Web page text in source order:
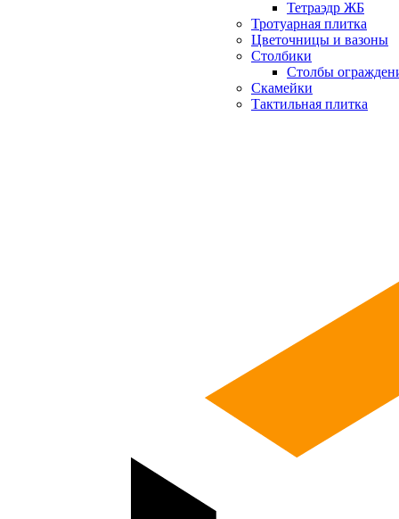
Тетраэдр ЖБ
Тротуарная плитка
Цветочницы и вазоны
Столбики
Столбы
Скамейки
Тактильная плитка